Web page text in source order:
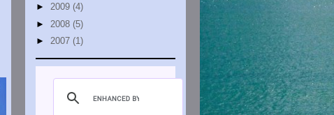
► 2009 (4)
► 2008 (5)
► 2007 (1)